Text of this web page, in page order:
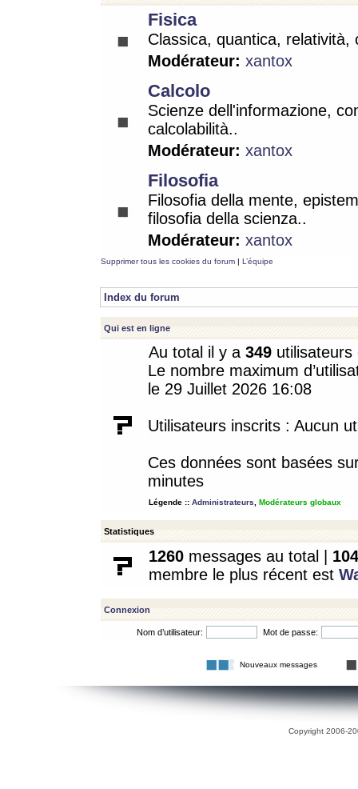
Fisica
Classica, quantica, relatività,
Modérateur: xantox
Calcolo
Scienze dell'informazione,
calcolabilità..
Modérateur: xantox
Filosofia
Filosofia della mente,
filosofia della scienza..
Modérateur: xantox
Supprimer tous les cookies du forum | L’équipe
Index du forum
Qui est en ligne
Au total il y a 349
Le nombre maximum
le 29 Juillet 2026 16:08
Utilisateurs inscrits : Aucun
Ces données sont basées
minutes
Légende :: Administrateurs Modérateurs globaux
Statistiques
1260 messages au total | 104
membre le plus récent est
Connexion
Nom d’utilisateur: Mot de passe:
Nouveaux messages
Copyright 2006-